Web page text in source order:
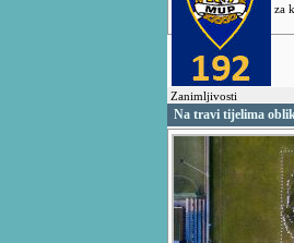
za
Zanimljivosti
Na travi tijelima